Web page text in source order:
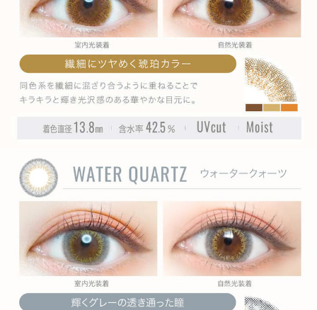
» ラグーンビュー
» アクアベージュ
» リッチナイト
» エアリーブラウン